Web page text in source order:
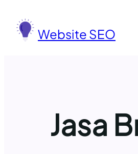
konten
Website SEO
Jasa